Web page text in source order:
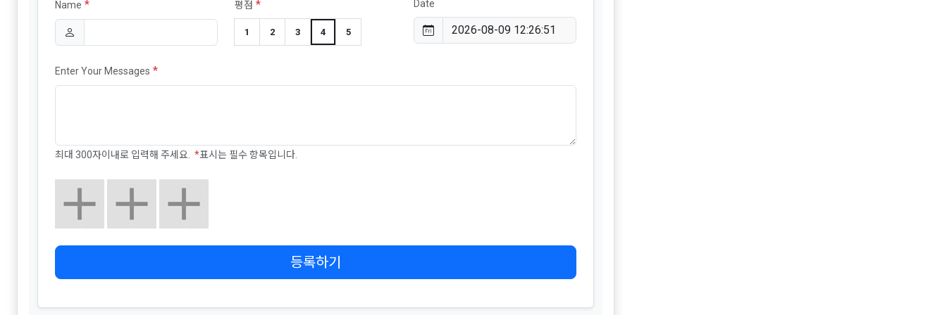
Name * 평점 *
1 2 3 4 5
Date
Enter Your Messages *
최대 300자이내로 입력해 주세요. *표시는 필수 항목입니다.
등록하기